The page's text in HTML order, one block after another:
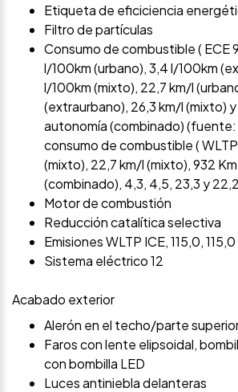
Etiqueta de eficiciencia
Filtro de partículas
Consumo de combustible ( ECE
l/100km (urbano), 3,4 l/100km
l/100km (mixto), 22,7 km/l
(extraurbano), 26,3 km/l (mixto)
autonomía (combinado) (fuente:
consumo de combustible (
(mixto), 22,7 km/l (mixto), 932
(combinado), 4,3, 4,5, 23,3 y 22,2
Motor de combustión
Reducción catalítica selectiva
Emisiones WLTP ICE, 115,0, 115,0
Sistema eléctrico 12
Acabado exterior
Alerón en el techo/parte
Faros con lente elipsoidal,
con bombilla LED
Luces antiniebla delanteras